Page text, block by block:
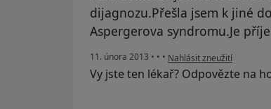
dijagnozu.Přešla jsem k jiné
Aspergerova syndromu.Je
11. února 2013 • • • podle názoru uživatele
Nahlásit zneužití
Vy jste ten lékař? Odpovězte na